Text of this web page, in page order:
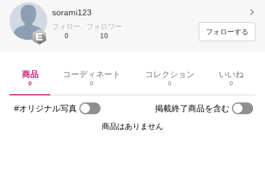
sorami123
フォロー
0
フォロワー
10
フォローする
商品
0
コーディネート
0
コレクション
0
いいね
0
#オリジナル写真 掲載終了商品を含む
商品はありません